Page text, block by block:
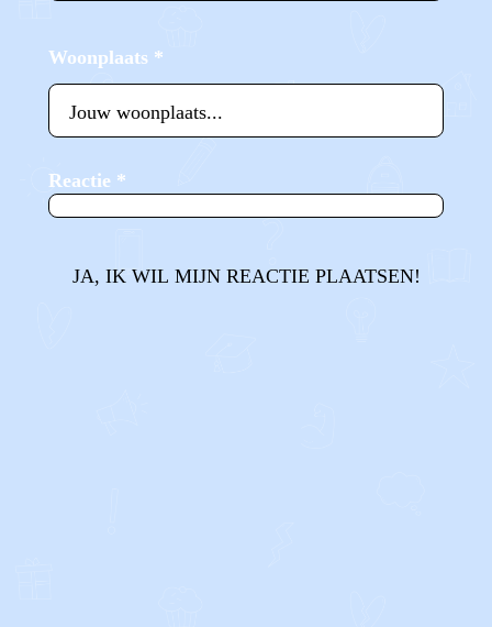
Woonplaats *
Reactie *
JA, IK WIL MIJN REACTIE PLAATSEN!